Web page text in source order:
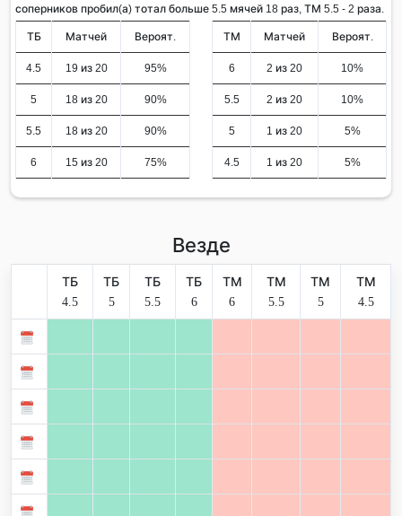
соперников пробил(а) тотал больше 5.5 мячей 18 раз, ТМ 5.5 - 2 раза.
ТБ Матчей Вероят.
4.5 19 из 20 95%
5 18 из 20 90%
5.5 18 из 20 90%
6 15 из 20 75%
ТМ Матчей Вероят.
6 2 из 20 10%
5.5 2 из 20 10%
5 1 из 20 5%
4.5 1 из 20 5%
Везде
ТБ
4.5
ТБ
5
ТБ
5.5
ТБ
6
ТМ
6
ТМ
5.5
ТМ
5
ТМ
4.5